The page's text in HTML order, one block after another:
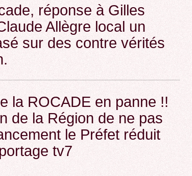
ROCADE VDO
réponse à Gilles
Allègre local un
sur des contre vérités
la ROCADE en panne !!
de la Région de ne pas
le Préfet réduit
tv7